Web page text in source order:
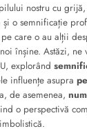
nostru cu
o semnificație
care o au alții
înșine. Astăzi, ne
explorând
influențe asupra
de asemenea,
o perspectivă